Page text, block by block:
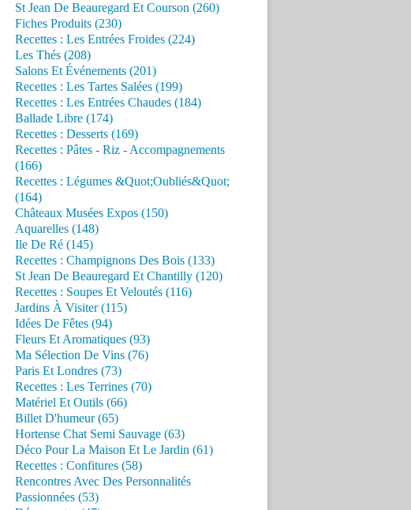
St Jean De Beauregard Et Courson (260)
Fiches Produits (230)
Recettes : Les Entrées Froides (224)
Les Thés (208)
Salons Et Événements (201)
Recettes : Les Tartes Salées (199)
Recettes : Les Entrées Chaudes (184)
Ballade Libre (174)
Recettes : Desserts (169)
Recettes : Pâtes - Riz - Accompagnements
(166)
Recettes : Légumes &Quot;Oubliés&Quot;
(164)
Châteaux Musées Expos (150)
Aquarelles (148)
Ile De Ré (145)
Recettes : Champignons Des Bois (133)
St Jean De Beauregard Et Chantilly (120)
Recettes : Soupes Et Veloutés (116)
Jardins À Visiter (115)
Idées De Fêtes (94)
Fleurs Et Aromatiques (93)
Ma Sélection De Vins (76)
Paris Et Londres (73)
Recettes : Les Terrines (70)
Matériel Et Outils (66)
Billet D'humeur (65)
Hortense Chat Semi Sauvage (63)
Déco Pour La Maison Et Le Jardin (61)
Recettes : Confitures (58)
Rencontres Avec Des Personnalités
Passionnées (53)